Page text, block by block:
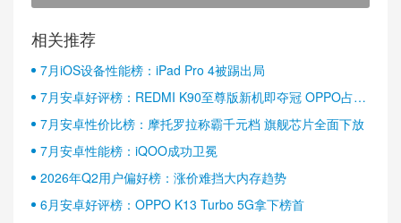
相关推荐
7月iOS设备性能榜：iPad Pro 4被踢出局
7月安卓好评榜：REDMI K90至尊版新机即夺冠 OPPO占据
半壁江山
7月安卓性价比榜：摩托罗拉称霸千元档 旗舰芯片全面下放
7月安卓性能榜：iQOO成功卫冕
2026年Q2用户偏好榜：涨价难挡大内存趋势
6月安卓好评榜：OPPO K13 Turbo 5G拿下榜首